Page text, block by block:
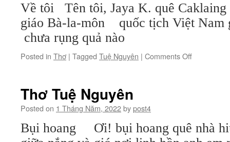
Về tôi Tên tôi, Jaya K. quê
giáo Bà-la-môn quốc tịch Việt
chưa rụng quả nào
Posted in Thơ | Tagged Tuệ Nguyên | Comments Offon
Thơ Tuệ Nguyên
Posted on 1 Tháng Năm, 2022bypost4
Bụi hoang Ơi! bụi hoang quê nhà